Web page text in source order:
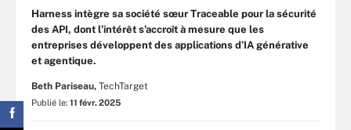
Harness intègre sa société sœur Traceable pour la sécurité
des API, dont l’intérêt s’accroît à mesure que les
entreprises développent des applications d’IA générative
et agentique.
Beth Pariseau, TechTarget
Publié le: 11 févr. 2025